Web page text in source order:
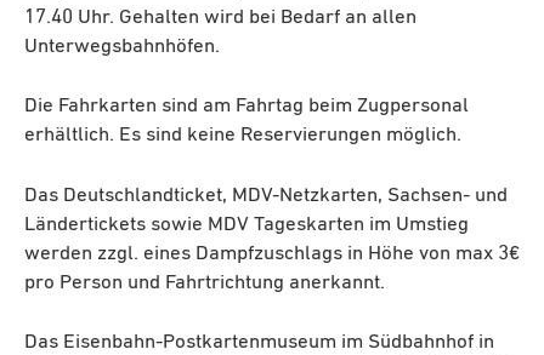
17.40 Uhr. Gehalten wird bei Bedarf an allen
Unterwegsbahnhöfen.
Die Fahrkarten sind am Fahrtag beim Zugpersonal
erhältlich. Es sind keine Reservierungen möglich.
Das Deutschlandticket, MDV-Netzkarten, Sachsen- und
Ländertickets sowie MDV Tageskarten im Umstieg
werden zzgl. eines Dampfzuschlags in Höhe von max 3€
pro Person und Fahrtrichtung anerkannt.
Das Eisenbahn-Postkartenmuseum im Südbahnhof in